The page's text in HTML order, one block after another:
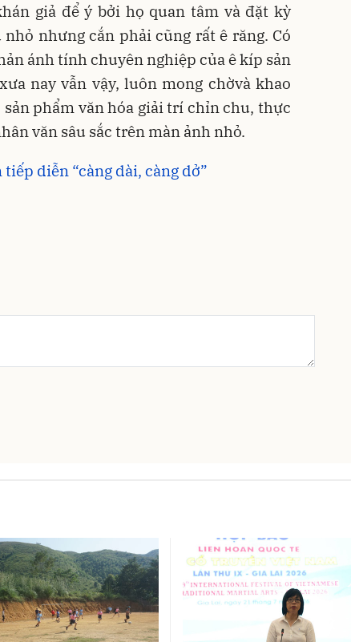
giả để ý bởi họ quan tâm và đặt kỳ
nhưng cắn phải cũng rất ê răng. Có
ánh tính chuyên nghiệp của ê kíp sản
nay vẫn vậy, luôn mong chờvà khao
phẩm văn hóa giải trí chỉn chu, thực
văn sâu sắc trên màn ảnh nhỏ.
diễn “càng dài, càng dở”